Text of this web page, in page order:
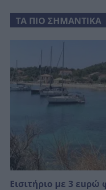
ΤΑ ΠΙΟ ΣΗΜΑΝΤΙΚΑ
Εισιτήριο με 3